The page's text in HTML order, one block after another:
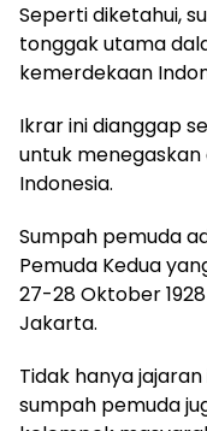
Seperti diketahui,
tonggak utama
kemerdekaan
Ikrar ini dianggap
untuk
Indonesia.
Sumpah pemuda
Pemuda Kedua
27-28 Oktober
Jakarta.
Tidak hanya
sumpah pemuda